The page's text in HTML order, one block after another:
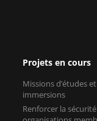
Projets en cours
Missions d’études et
immersions
Renforcer la